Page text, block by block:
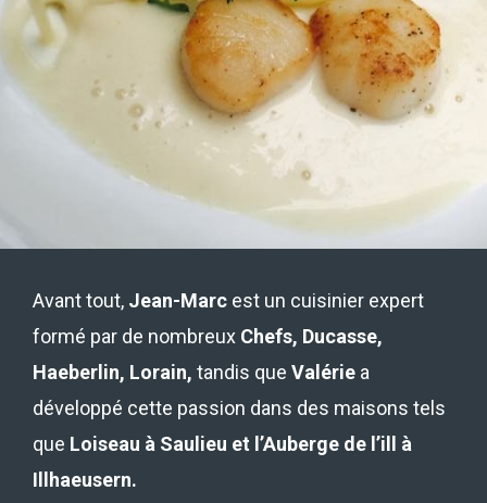
Avant tout, Jean-Marc est un cuisinier expert
formé par de nombreux Chefs, Ducasse,
Haeberlin, Lorain,tandis queValérie a
développé cette passion dans des maisons tels
que Loiseau à Saulieu et l’Auberge de l’ill à
Illhaeusern.